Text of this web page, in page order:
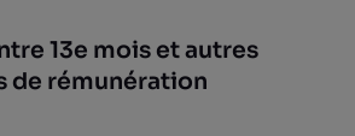
13e mois et autres
de rémunération